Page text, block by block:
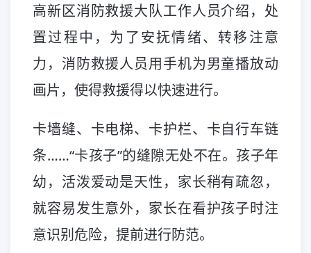
高新区消防救援大队工作人员介绍，处
置过程中，为了安抚情绪、转移注意
力，消防救援人员用手机为男童播放动
画片，使得救援得以快速进行。
卡墙缝、卡电梯、卡护栏、卡自行车链
条……“卡孩子”的缝隙无处不在。孩子年
幼，活泼爱动是天性，家长稍有疏忽，
就容易发生意外，家长在看护孩子时注
意识别危险，提前进行防范。